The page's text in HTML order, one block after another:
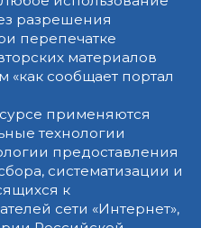
разрешения
перепечатке
материалов
«как сообщает портал
применяются
технологии
предоставления
систематизации и
к
сети «Интернет»,